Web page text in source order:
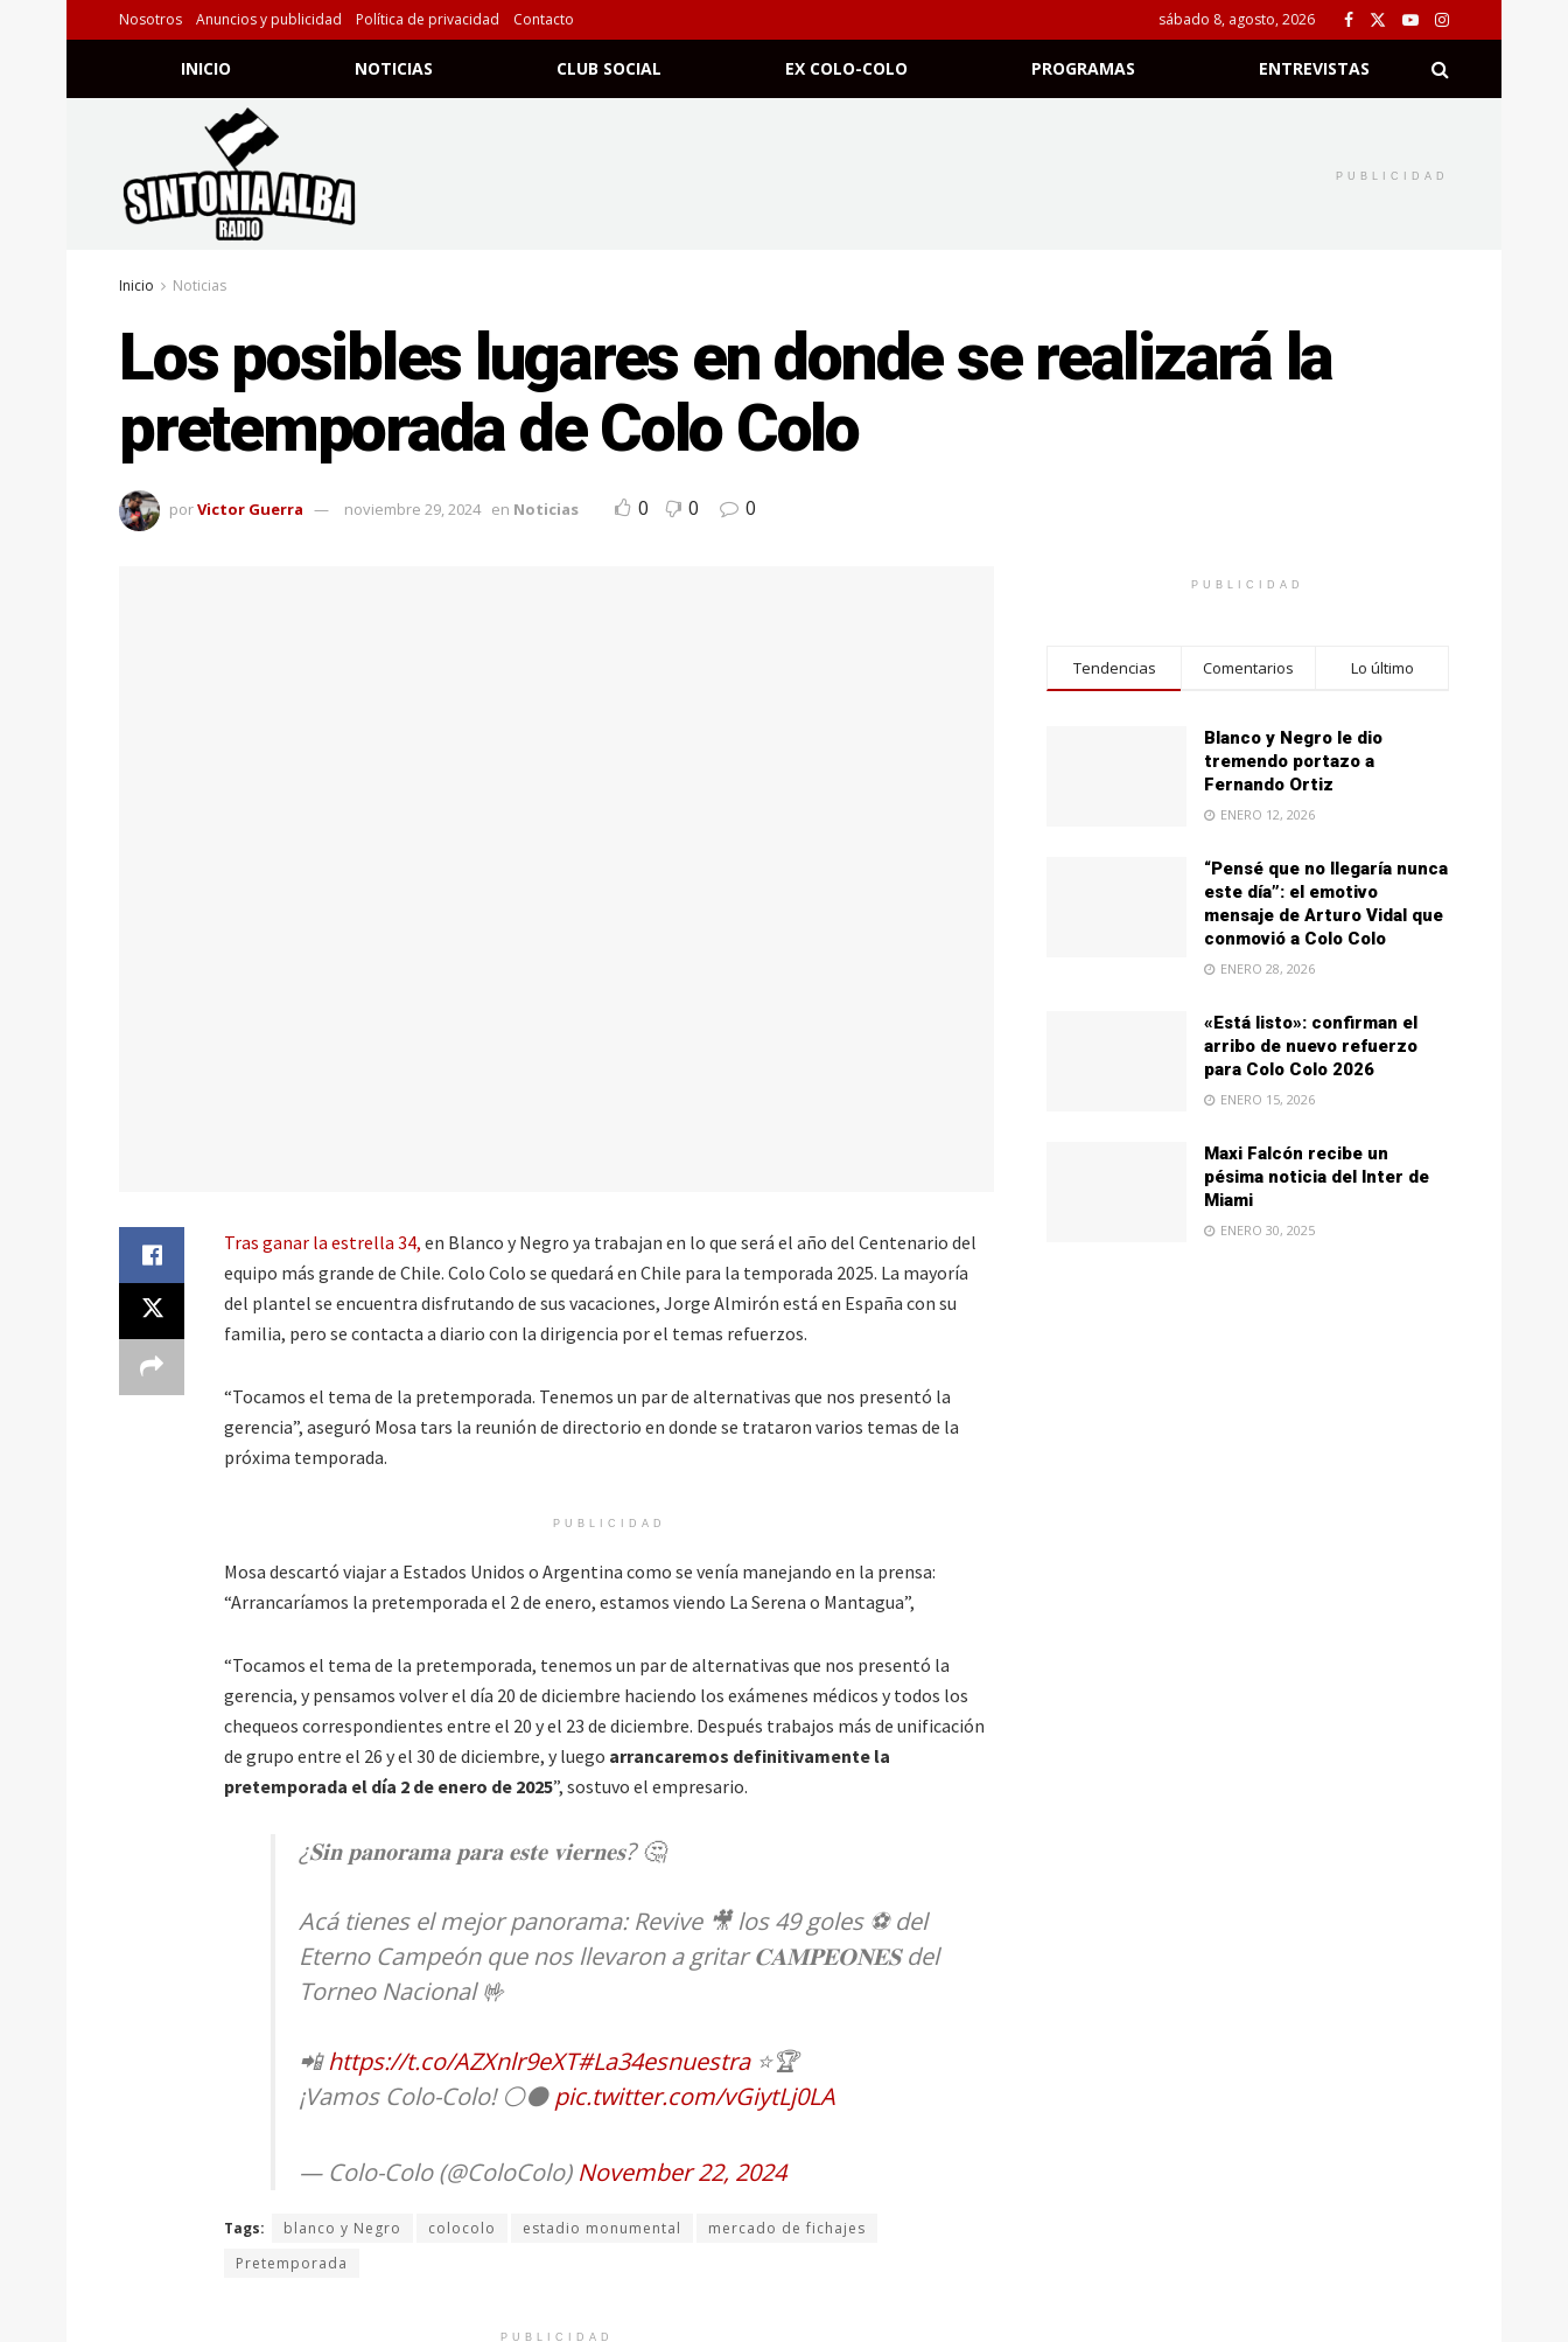
Nosotros Anuncios y publicidad Política de privacidad Contacto sábado 8, agosto, 2026
INICIO NOTICIAS CLUB SOCIAL EX COLO-COLO PROGRAMAS ENTREVISTAS
PUBLICIDAD
Inicio Noticias
Los posibles lugares en donde se realizará la
pretemporada de Colo Colo
porVictor Guerra noviembre 29, 2024 en Noticias 0 0 0
Tras ganar la estrella 34, en Blanco y Negro ya trabajan en lo que será el año del Centenario del
equipo más grande de Chile. Colo Colo se quedará en Chile para la temporada 2025. La mayoría
del plantel se encuentra disfrutando de sus vacaciones, Jorge Almirón está en España con su
familia, pero se contacta a diario con la dirigencia por el temas refuerzos.
“Tocamos el tema de la pretemporada. Tenemos un par de alternativas que nos presentó la
gerencia”, aseguró Mosa tars la reunión de directorio en donde se trataron varios temas de la
próxima temporada.
PUBLICIDAD
Mosa descartó viajar a Estados Unidos o Argentina como se venía manejando en la prensa:
“Arrancaríamos la pretemporada el 2 de enero, estamos viendo La Serena o Mantagua”,
“Tocamos el tema de la pretemporada, tenemos un par de alternativas que nos presentó la
gerencia, y pensamos volver el día 20 de diciembre haciendo los exámenes médicos y todos los
chequeos correspondientes entre el 20 y el 23 de diciembre. Después trabajos más de unificación
de grupo entre el 26 y el 30 de diciembre, y luego arrancaremos definitivamente la
pretemporada el día 2 de enero de 2025”, sostuvo el empresario.
¿𝐒𝐢𝐧 𝐩𝐚𝐧𝐨𝐫𝐚𝐦𝐚 𝐩𝐚𝐫𝐚 𝐞𝐬𝐭𝐞 𝐯𝐢𝐞𝐫𝐧𝐞𝐬? 🤔
Acá tienes el mejor panorama: Revive 🎥 los 49 goles ⚽ del
Eterno Campeón que nos llevaron a gritar 𝐂𝐀𝐌𝐏𝐄𝐎𝐍𝐄𝐒 del
Torneo Nacional 🤟
📲https://t.co/AZXnlr9eXT#La34esnuestra⭐🏆
¡Vamos Colo-Colo! ⚪️⚫️pic.twitter.com/vGiytLj0LA
— Colo-Colo (@ColoColo) November 22, 2024
Tags: blanco y Negro colocolo estadio monumental
mercado de fichajes
Pretemporada
PUBLICIDAD
PUBLICIDAD
Tendencias Comentarios Lo último
Blanco y Negro le dio
tremendo portazo a
Fernando Ortiz
ENERO 12, 2026
“Pensé que no llegaría nunca
este día”: el emotivo
mensaje de Arturo Vidal que
conmovió a Colo Colo
ENERO 28, 2026
«Está listo»: confirman el
arribo de nuevo refuerzo
para Colo Colo 2026
ENERO 15, 2026
Maxi Falcón recibe un
pésima noticia del Inter de
Miami
ENERO 30, 2025